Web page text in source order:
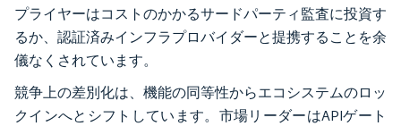
プライヤーはコストのかかるサードパーティ監査に投資す
るか、認証済みインフラプロバイダーと提携することを余
儀なくされています。
競争上の差別化は、機能の同等性からエコシステムのロッ
クインへとシフトしています。市場リーダーはAPIゲート